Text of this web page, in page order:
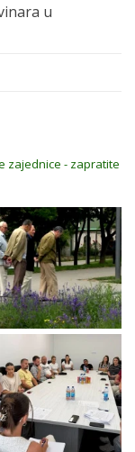
u
zajednice - zapratite